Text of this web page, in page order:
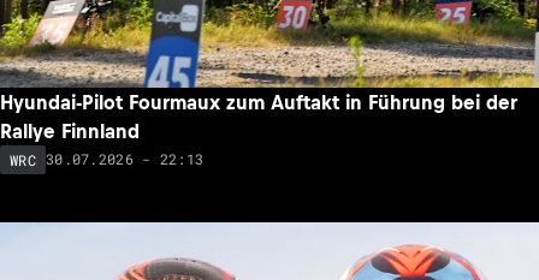
Hyundai-Pilot Fourmaux zum Auftakt in Führung bei der
Rallye Finnland
WRC 30.07.2026 - 22:13